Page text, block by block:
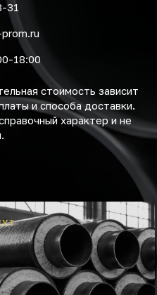
31
18:00
стоимость зависит
и способа доставки.
характер и не